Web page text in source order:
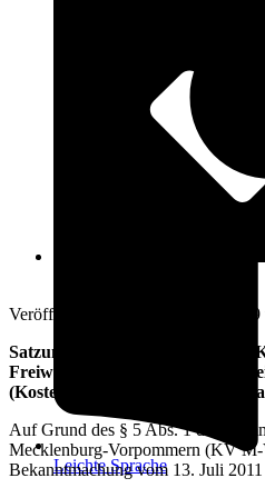
Leichte Sprache
Veröffentlicht am: 19. Februar 2019
Satzung über die Erhebung von
Freiwilligen Feuerwehr der
(Kostenersatzsatzung –
Auf Grund des § 5 Abs. 1 der
Mecklenburg-Vorpommern (KV M-
Bekanntmachung vom 13. Juli